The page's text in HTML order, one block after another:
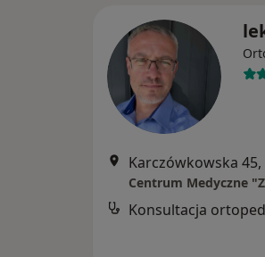
Karczówkowska 45,
Centrum Medyczne
Konsultacja